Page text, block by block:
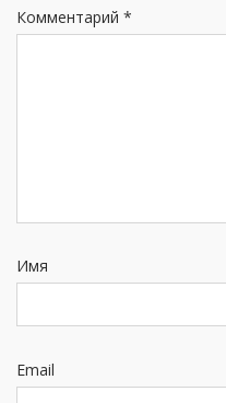
Комментарий *
Имя
Email